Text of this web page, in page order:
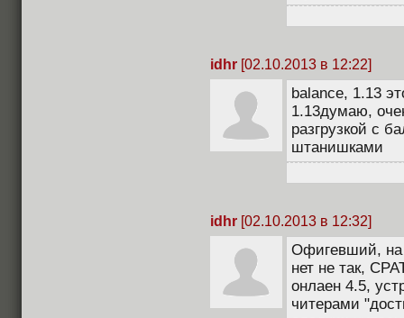
idhr [02.10.2013 в 12:22]
balance, 1.13
1.13думаю,
разгрузкой с
штанишками
idhr [02.10.2013 в 12:32]
Офигевший, на
нет не так,
онлаен 4.5,
читерами